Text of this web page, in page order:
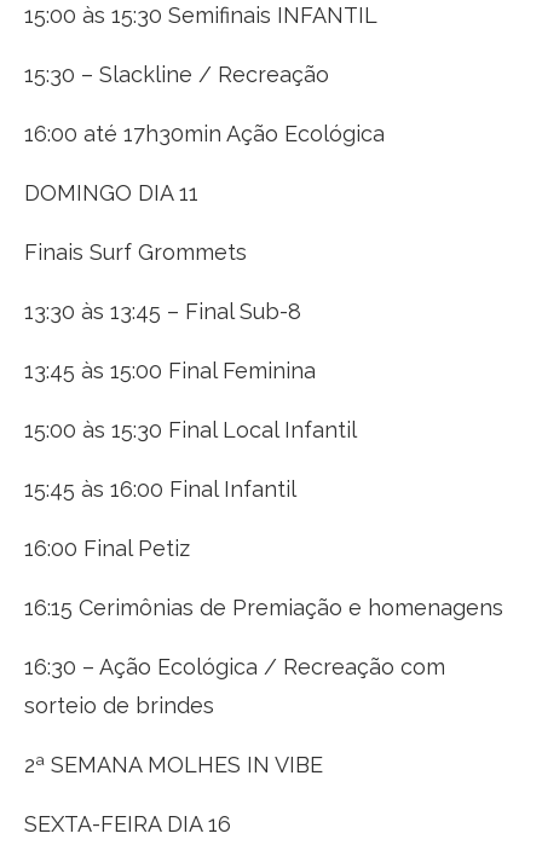
15:00 às 15:30 Semifinais INFANTIL
15:30 – Slackline / Recreação
16:00 até 17h30min Ação Ecológica
DOMINGO DIA 11
Finais Surf Grommets
13:30 às 13:45 – Final Sub-8
13:45 às 15:00 Final Feminina
15:00 às 15:30 Final Local Infantil
15:45 às 16:00 Final Infantil
16:00 Final Petiz
16:15 Cerimônias de Premiação e homenagens
16:30 – Ação Ecológica / Recreação com
sorteio de brindes
2ª SEMANA MOLHES IN VIBE
SEXTA-FEIRA DIA 16